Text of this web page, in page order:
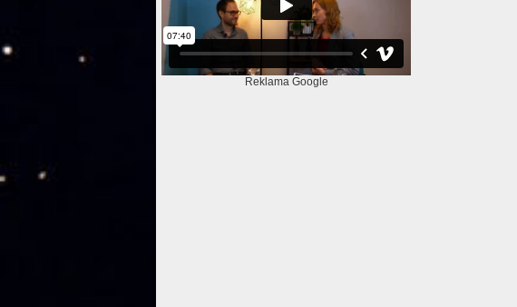
Reklama Google